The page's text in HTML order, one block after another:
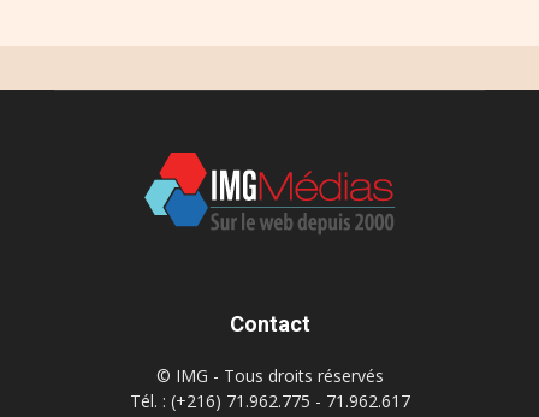
Contact
© IMG - Tous droits réservés
Tél. : (+216) 71.962.775 - 71.962.617